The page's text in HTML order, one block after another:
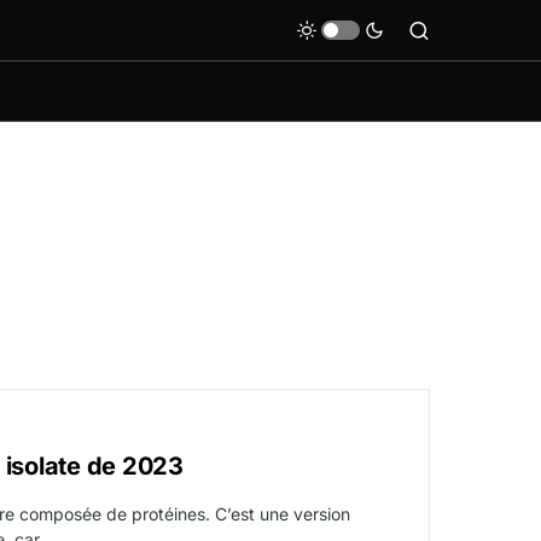
de 2023
composée de protéines. C’est une version